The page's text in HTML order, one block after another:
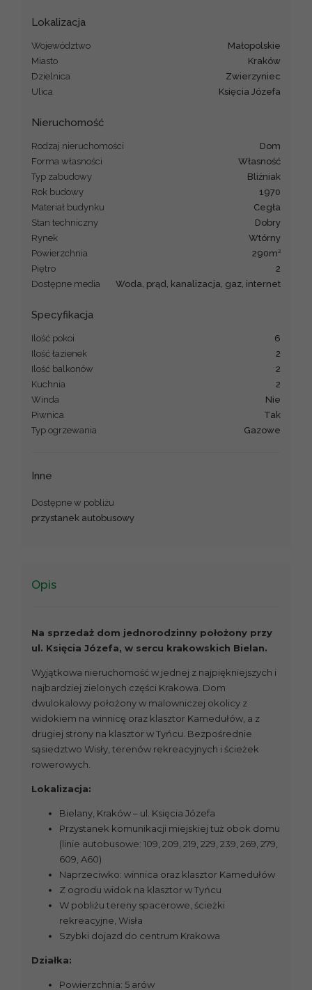
Lokalizacja
Województwo
małopolskie
Miasto
Kraków
Dzielnica
Zwierzyniec
Ulica
Księcia Józefa
Nieruchomość
Rodzaj nieruchomości
dom
Forma własności
Własność
Typ zabudowy
bliźniak
Rok budowy
1970
Materiał budynku
cegła
Stan techniczny
dobry
Rynek
Wtórny
Powierzchnia
290m 2
Piętro
2
Dostępne media
woda, prąd, kanalizacja, gaz, internet
Specyfikacja
Ilość pokoi
6
Ilość łazienek
2
Ilość balkonów
2
Kuchnia
2
Winda
Nie
Piwnica
Tak
Typ ogrzewania
gazowe
Inne
Dostępne w pobliżu
przystanek autobusowy
Opis
Na sprzedaż dom jednorodzinny położony przy
ul. Księcia Józefa, w sercu krakowskich Bielan.
Wyjątkowa nieruchomość w jednej z najpiękniejszych i
najbardziej zielonych części Krakowa. Dom
dwulokalowy położony w malowniczej okolicy z
widokiem na winnicę oraz klasztor Kamedułów, a z
drugiej strony na klasztor w Tyńcu. Bezpośrednie
sąsiedztwo Wisły, terenów rekreacyjnych i ścieżek
rowerowych.
Lokalizacja:
Bielany, Kraków – ul. Księcia Józefa
Przystanek komunikacji miejskiej tuż obok domu
(linie autobusowe: 109, 209, 219, 229, 239, 269, 279,
609, A60)
Naprzeciwko: winnica oraz klasztor Kamedułów
Z ogrodu widok na klasztor w Tyńcu
W pobliżu tereny spacerowe, ścieżki
rekreacyjne, Wisła
Szybki dojazd do centrum Krakowa
Działka:
Powierzchnia: 5 arów